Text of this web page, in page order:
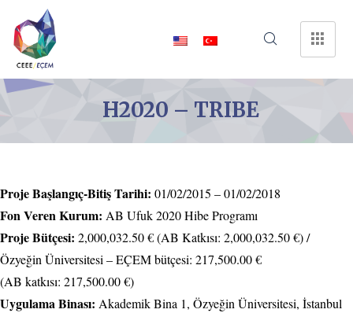
H2020 – TRIBE
Proje Başlangıç-Bitiş Tarihi: 01/02/2015 – 01/02/2018
Fon Veren Kurum: AB Ufuk 2020 Hibe Programı
Proje Bütçesi: 2,000,032.50 € (AB Katkısı: 2,000,032.50 €) /
Özyeğin Üniversitesi – EÇEM bütçesi: 217,500.00 €
(AB katkısı: 217,500.00 €)
Uygulama Binası: Akademik Bina 1, Özyeğin Üniversitesi, İstanbul